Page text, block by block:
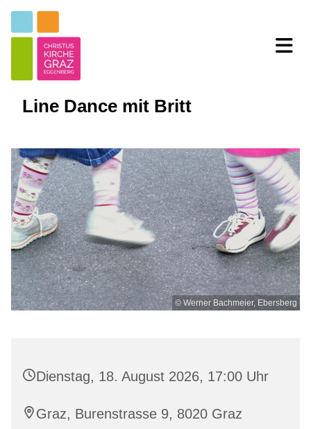
Line Dance mit Britt
© Werner Bachmeier, Ebersberg
Dienstag, 18. August 2026, 17:00 Uhr
Graz, Burenstrasse 9, 8020 Graz